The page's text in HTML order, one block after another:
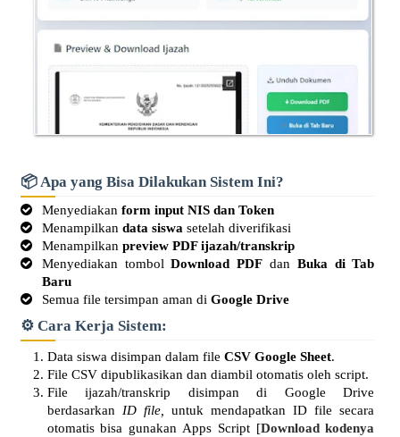
📦 Apa yang Bisa Dilakukan Sistem Ini?
Menyediakan form input NIS dan Token
Menampilkan data siswasetelah diverifikasi
Menampilkan preview PDF ijazah/transkrip
Menyediakan tombolDownload PDF dan Buka di Tab
Baru
Semua file tersimpan aman di Google Drive
⚙️ Cara Kerja Sistem:
Data siswa disimpan dalam file CSV Google Sheet.
File CSV dipublikasikan dan diambil otomatis oleh script.
File ijazah/transkrip disimpan di Google Drive
berdasarkan ID file, untuk mendapatkan ID file secara
otomatis bisa gunakan Apps Script [Download kodenya